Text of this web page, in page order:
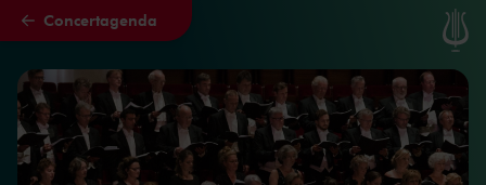
Naar hoofdcontent
Concertagenda